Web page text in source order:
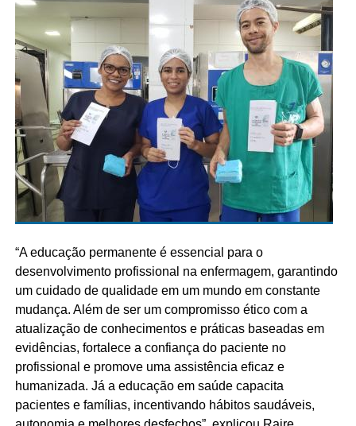
“A educação permanente é essencial para o
desenvolvimento profissional na enfermagem, garantindo
um cuidado de qualidade em um mundo em constante
mudança. Além de ser um compromisso ético com a
atualização de conhecimentos e práticas baseadas em
evidências, fortalece a confiança do paciente no
profissional e promove uma assistência eficaz e
humanizada. Já a educação em saúde capacita
pacientes e famílias, incentivando hábitos saudáveis,